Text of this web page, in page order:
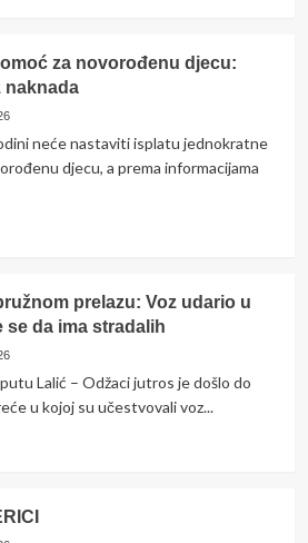
za novorođenu djecu:
naknada
neće nastaviti isplatu jednokratne
djecu, a prema informacijama
prelazu: Voz udario u
da ima stradalih
Lalić – Odžaci jutros je došlo do
u kojoj su učestvovali voz...